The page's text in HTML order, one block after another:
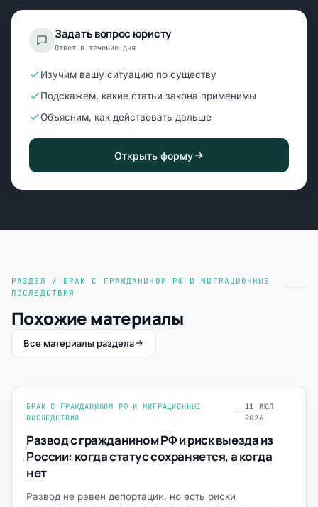
Задать вопрос юристу
Ответ в течение дня
Изучим вашу ситуацию по существу
Подскажем, какие статьи закона применимы
Объясним, как действовать дальше
Открыть форму
РАЗДЕЛ / БРАК С ГРАЖДАНИНОМ РФ И МИГРАЦИОННЫЕ
ПОСЛЕДСТВИЯ
Похожие материалы
Все материалы раздела
БРАК С ГРАЖДАНИНОМ РФ И МИГРАЦИОННЫЕ
ПОСЛЕДСТВИЯ
11 ИЮЛ
2026
Развод с гражданином РФ и риск выезда из
России: когда статус сохраняется, а когда
нет
Развод не равен депортации, но есть риски